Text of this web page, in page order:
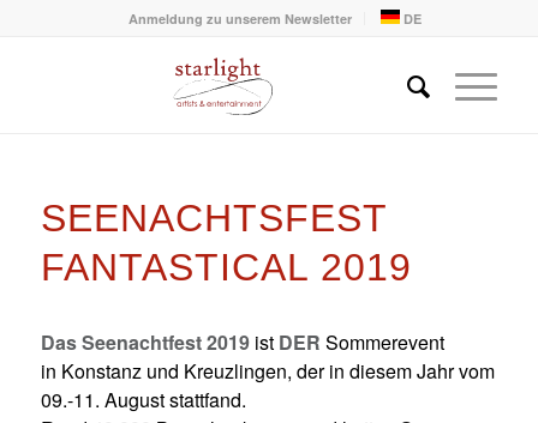
Anmeldung zu unserem Newsletter DE
SEENACHTSFEST
FANTASTICAL 2019
Das Seenachtfest 2019ist DER Sommerevent
in Konstanz und Kreuzlingen, der in diesem Jahr vom
09.-11. August stattfand.